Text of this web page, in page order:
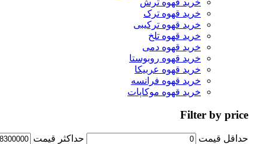
خرید قهوه ترش
خرید قهوه ترک
خرید قهوه ترکیبی
خرید قهوه تلخ
خرید قهوه دمی
خرید قهوه روبوستا
خرید قهوه عربیکا
خرید قهوه فرانسه
خرید قهوه موکاپات
Filter by price
حداقل قیمت حداكثر قيمت